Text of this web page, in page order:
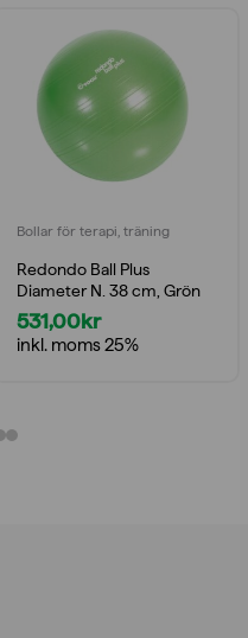
Bollar för terapi, träning
Redondo Ball Plus
Diameter N. 38 cm, Grön
531,00kr
inkl. moms 25%